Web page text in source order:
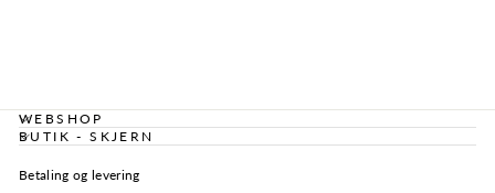
WEBSHOP
BUTIK - SKJERN
Betaling og levering